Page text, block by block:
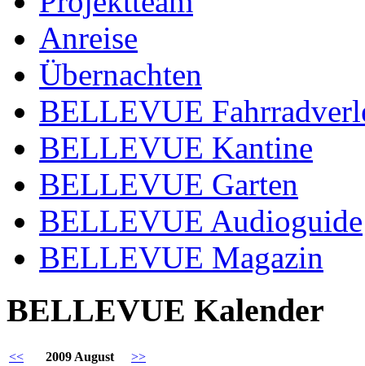
Anreise
Übernachten
BELLEVUE
BELLEVUE Kantine
BELLEVUE Garten
BELLEVUE Audioguide
BELLEVUE Magazin
BELLEVUE Kalender
<< 2009 August
>>